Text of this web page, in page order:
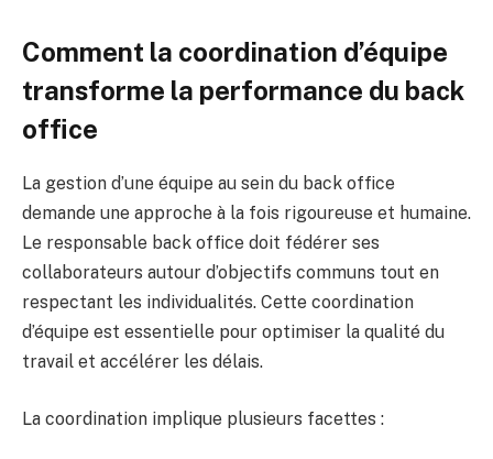
Comment la coordination d’équipe
transforme la performance du back
office
La gestion d’une équipe au sein du back office
demande une approche à la fois rigoureuse et humaine.
Le responsable back office doit fédérer ses
collaborateurs autour d’objectifs communs tout en
respectant les individualités. Cette coordination
d’équipe est essentielle pour optimiser la qualité du
travail et accélérer les délais.
La coordination implique plusieurs facettes :